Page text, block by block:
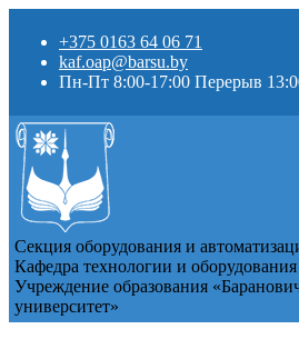
+375 0163 64 06 71
kaf.oap@barsu.by
Пн-Пт 8:00-17:00 Перерыв
Секция оборудования и
Кафедра технологии и
Учреждение образования
университет»